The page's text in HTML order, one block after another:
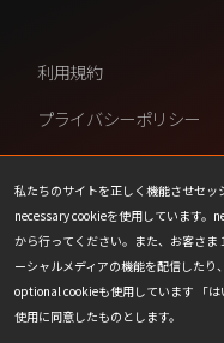
私たちのサイトを正しく機能させセ
necessary cookieを使用しています。
から行ってください。また、お客さ
ーシャルメディアの機能を配信したり
optional cookieも使用しています 「
使用に同意したものとします。
利用規約
プライバシーポリシー
ファンコンテンツ・ポリ
COOKIE
会社情報